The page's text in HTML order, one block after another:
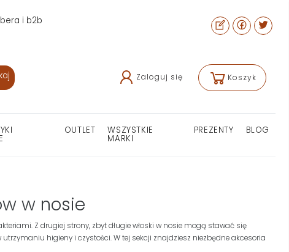
i b2b
Zaloguj się Koszyk
OUTLET WSZYSTKIE
MARKI
PREZENTY BLOG
w nosie
Z drugiej strony, zbyt długie włoski w nosie mogą stawać się
higieny i czystości. W tej sekcji znajdziesz niezbędne akcesoria